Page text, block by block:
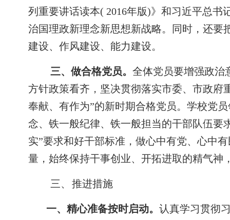
列重要讲话读本( 2016年版)》和习近平总书
治国理政新理念新思想新战略。同时，还要
建设、作风建设、能力建设。
三、做合格党员。 全体党员要增强政治
方针政策看齐，坚决贯彻落实市委、市政府
奉献、有作为”的新时期合格党员。学校党
念、铁一般纪律、铁一般担当的干部队伍要
实”要求和好干部标准，做心中有党、心中
量，始终保持干事创业、开拓进取的精气神
三、 推进措施
一、精心准备按时启动。认真学习贯彻